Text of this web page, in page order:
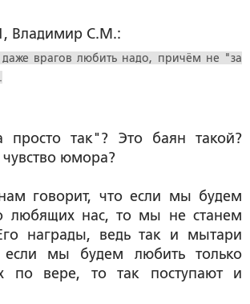
Владимир С.М.:
даже врагов любить надо, причём не "за
просто так"? Это баян такой?
юмора?
говорит, что если мы будем
любящих нас, то мы не станем
награды, ведь так и мытари
если мы будем любить только
по вере, то так поступают и